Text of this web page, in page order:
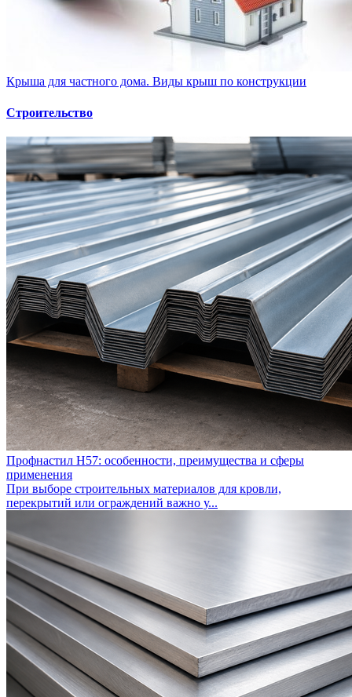
Крыша для частного дома. Виды крыш по конструкции
Строительство
Профнастил Н57: особенности, преимущества и сферы
применения
При выборе строительных материалов для кровли,
перекрытий или ограждений важно у...